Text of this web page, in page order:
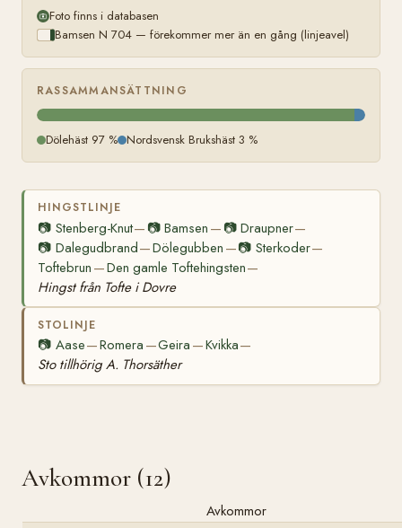
Foto finns i databasen
Bamsen N 704 — förekommer mer än en gång (linjeavel)
RASSAMMANSÄTTNING
Dölehäst 97 % Nordsvensk Brukshäst 3 %
HINGSTLINJE
📷 Stenberg-Knut— 📷Bamsen — 📷 Draupner—
📷 Dalegudbrand—Dölegubben —📷 Sterkoder—
Toftebrun —Den gamle Toftehingsten—
Hingst från Tofte i Dovre
STOLINJE
📷 Aase—Romera —Geira —Kvikka—
Sto tillhörig A. Thorsäther
Avkommor (12)
Avkommor